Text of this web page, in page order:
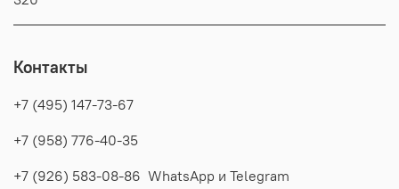
Контакты
+7 (495) 147-73-67
+7 (958) 776-40-35
+7 (926) 583-08-86 WhatsApp и Telegram